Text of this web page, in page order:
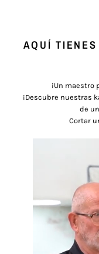
Longitud con vaina
Espesor de la hoja
Longitud del mango
AQUÍ
¡Un maestro
¡Descubre nuestras
de
Cortar